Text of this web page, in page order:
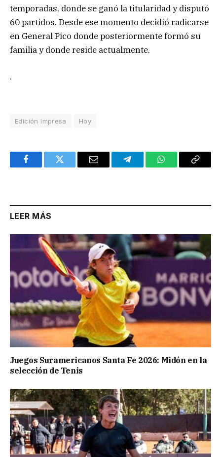
temporadas, donde se ganó la titularidad y disputó
60 partidos. Desde ese momento decidió radicarse
en General Pico donde posteriormente formó su
familia y donde reside actualmente.
.
Edición Impresa Hoy
FacebookTwitter Email TelegramWhatsAppCopy
LEER MÁS
Juegos Suramericanos Santa Fe 2026: Midón en la
selección de Tenis